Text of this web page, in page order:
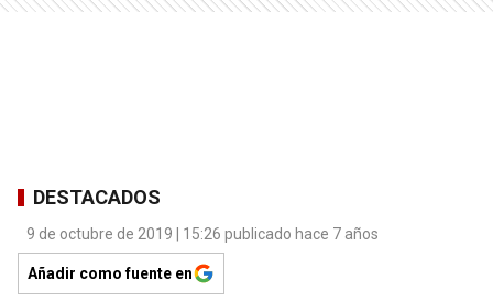
DESTACADOS
9 de octubre de 2019 | 15:26 publicado hace 7 años
Añadir como fuente en